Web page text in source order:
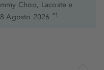
Choo, Lacoste e
Agosto 2026 *1